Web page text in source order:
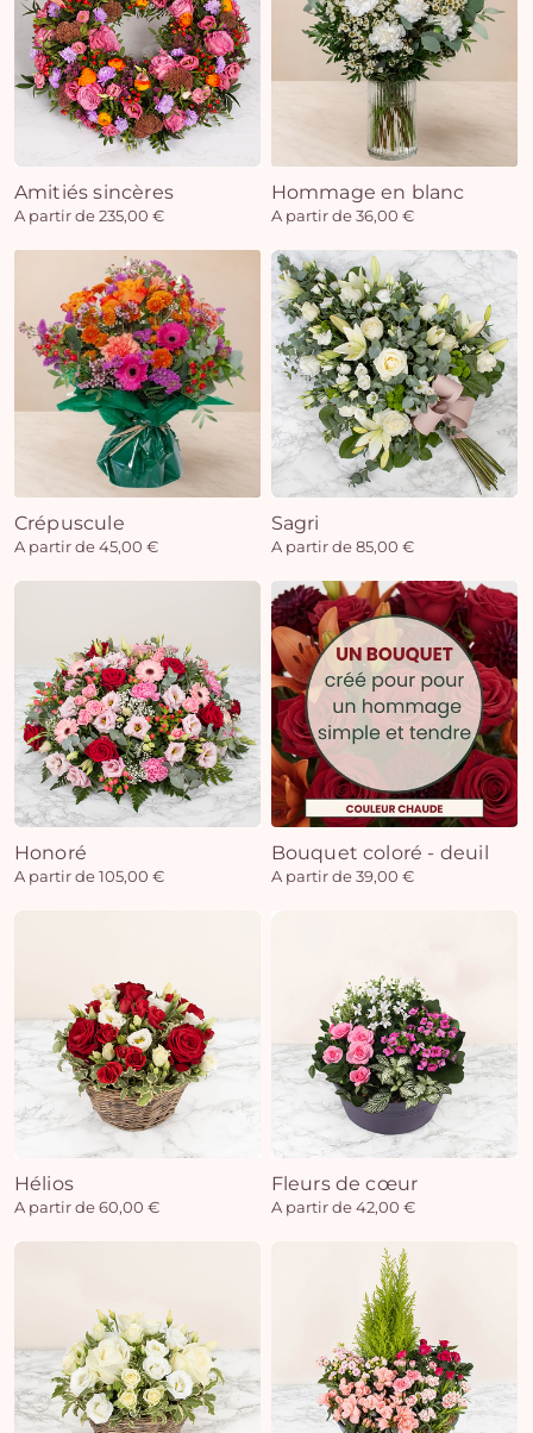
Amitiés sincères
A partir de 235,00 €
Hommage en blanc
A partir de 36,00 €
Crépuscule
A partir de 45,00 €
Sagri
A partir de 85,00 €
Honoré
A partir de 105,00 €
Bouquet coloré - deuil
A partir de 39,00 €
Hélios
A partir de 60,00 €
Fleurs de cœur
A partir de 42,00 €